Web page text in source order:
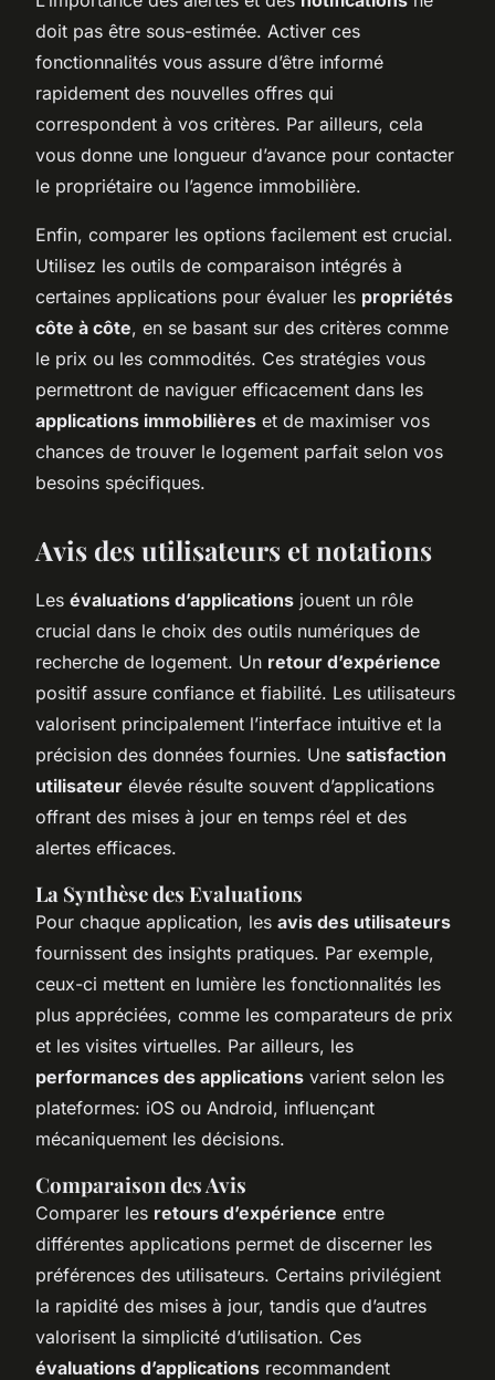
doit pas être sous-estimée. Activer ces
fonctionnalités vous assure d’être informé
rapidement des nouvelles offres qui
correspondent à vos critères. Par ailleurs, cela
vous donne une longueur d’avance pour contacter
le propriétaire ou l’agence immobilière.
Enfin, comparer les options facilement est crucial.
Utilisez les outils de comparaison intégrés à
certaines applications pour évaluer les propriétés
côte à côte, en se basant sur des critères comme
le prix ou les commodités. Ces stratégies vous
permettront de naviguer efficacement dans les
applications immobilières et de maximiser vos
chances de trouver le logement parfait selon vos
besoins spécifiques.
Avis des utilisateurs et notations
Les évaluations d’applications jouent un rôle
crucial dans le choix des outils numériques de
recherche de logement. Un retour d’expérience
positif assure confiance et fiabilité. Les utilisateurs
valorisent principalement l’interface intuitive et la
précision des données fournies. Une satisfaction
utilisateur élevée résulte souvent d’applications
offrant des mises à jour en temps réel et des
alertes efficaces.
La Synthèse des Evaluations
Pour chaque application, les avis des utilisateurs
fournissent des insights pratiques. Par exemple,
ceux-ci mettent en lumière les fonctionnalités les
plus appréciées, comme les comparateurs de prix
et les visites virtuelles. Par ailleurs, les
performances des applications varient selon les
plateformes: iOS ou Android, influençant
mécaniquement les décisions.
Comparaison des Avis
Comparer les retours d’expérience entre
différentes applications permet de discerner les
préférences des utilisateurs. Certains privilégient
la rapidité des mises à jour, tandis que d’autres
valorisent la simplicité d’utilisation. Ces
évaluations d’applications recommandent